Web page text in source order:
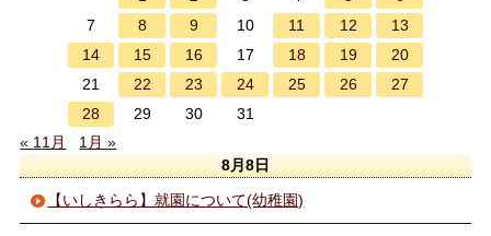
7
8 9 10 11 12
13
14
15 16 17 18 19
20
21
22 23 24 25 26
27
28
29 30
31
« 11月
1月 »
8月8日
【いしきらら】就園について(幼稚園)